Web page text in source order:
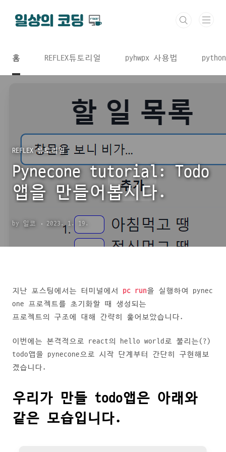
홈 REFLEX튜토리얼 pyhwpx 사용법
REFLEX 튜토리얼
Pynecone tutorial: Todo
앱을 만들어봅시다.
by 일코 2023. 1. 19.
지난 포스팅에서는 터미널에서 pc run을 실행하여 pynec
one 프로젝트를 초기화할 때 생성되는
프로젝트의 구조에 대해 간략히 훑어보았습니다.
이번에는 본격적으로 react의 hello world로 불리는(?)
todo앱을 pynecone으로 시작 단계부터 간단히 구현해보
겠습니다.
우리가 만들 todo앱은 아래와
같은 모습입니다.